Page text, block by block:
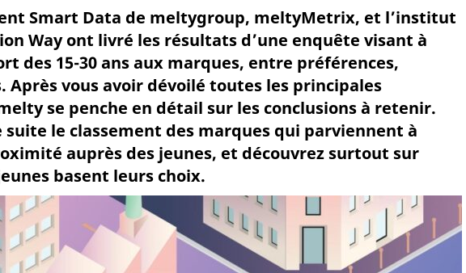
Smart Data de meltygroup, meltyMetrix, et l’institut
Way ont livré les résultats d’une enquête visant à
des 15-30 ans aux marques, entre préférences,
Après vous avoir dévoilé toutes les principales
se penche en détail sur les conclusions à retenir.
suite le classement des marques qui parviennent à
auprès des jeunes, et découvrez surtout sur
basent leurs choix.